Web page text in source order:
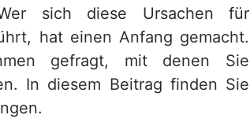
sich diese Ursachen für
hat einen Anfang gemacht.
gefragt, mit denen Sie
In diesem Beitrag finden Sie